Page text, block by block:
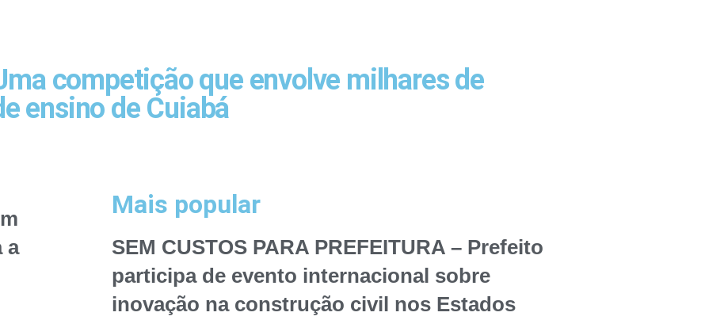
competição que envolve milhares de
ensino de Cuiabá
a
Mais popular
SEM CUSTOS PARA PREFEITURA – Prefeito
participa de evento internacional sobre
inovação na construção civil nos Estados